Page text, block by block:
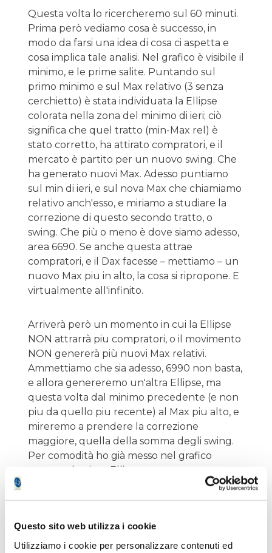
Questo sito web utilizza i cookie
Utilizziamo i cookie per personalizzare contenuti ed
Questa volta lo ricercheremo sul 60 minuti.
Prima però vediamo cosa è successo, in
modo da farsi una idea di cosa ci aspetta e
cosa implica tale analisi. Nel grafico è visibile il
minimo, e le prime salite. Puntando sul
primo minimo e sul Max relativo (3 senza
cerchietto) è stata individuata la Ellipse
colorata nella zona del minimo di ieri; ciò
significa che quel tratto (min-Max rel) è
stato corretto, ha attirato compratori, e il
mercato è partito per un nuovo swing. Che
ha generato nuovi Max. Adesso puntiamo
sul min di ieri, e sul nova Max che chiamiamo
relativo anch'esso, e miriamo a studiare la
correzione di questo secondo tratto, o
swing. Che più o meno è dove siamo adesso,
area 6690. Se anche questa attrae
compratori, e il Dax facesse – mettiamo – un
nuovo Max piu in alto, la cosa si ripropone. E
virtualmente all'infinito.
Arriverà però un momento in cui la Ellipse
NON attrarrà piu compratori, o il movimento
NON genererà più nuovi Max relativi.
Ammettiamo che sia adesso, 6990 non basta,
e allora genereremo un'altra Ellipse, ma
questa volta dal minimo precedente (e non
piu da quello piu recente) al Max piu alto, e
mireremo a prendere la correzione
maggiore, quella della somma degli swing.
Per comodità ho già messo nel grafico
questa ulteriore Ellipse.
L'analisi e quindi l'operatività ci dice che se
supporto) potrebbe essere 6634. Valori che
di ora in ora si aggiustano progressivamente